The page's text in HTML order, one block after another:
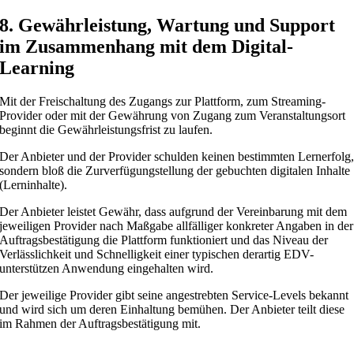
8. Gewährleistung, Wartung und Support
im Zusammenhang mit dem Digital-
Learning
Mit der Freischaltung des Zugangs zur Plattform, zum Streaming-
Provider oder mit der Gewährung von Zugang zum Veranstaltungsort
beginnt die Gewährleistungsfrist zu laufen.
Der Anbieter und der Provider schulden keinen bestimmten Lernerfolg,
sondern bloß die Zurverfügung­stellung der gebuchten digitalen Inhalte
(Lerninhalte).
Der Anbieter leistet Gewähr, dass aufgrund der Vereinbarung mit dem
jeweiligen Provider nach Maßgabe allfälliger konkreter Angaben in der
Auftragsbestätigung die Plattform funktioniert und das Niveau der
Verlässlichkeit und Schnelligkeit einer typischen derartig EDV-
unterstützen Anwendung eingehalten wird.
Der jeweilige Provider gibt seine angestrebten Service-Levels bekannt
und wird sich um deren Einhaltung bemühen. Der Anbieter teilt diese
im Rahmen der Auftragsbestätigung mit.